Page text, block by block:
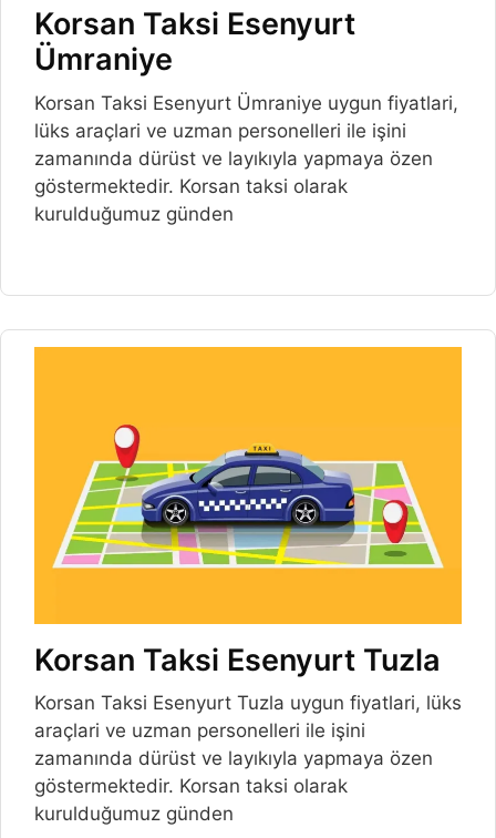
Korsan Taksi Esenyurt
Ümraniye
Korsan Taksi Esenyurt Ümraniye uygun fiyatlari,
lüks araçlari ve uzman personelleri ile işini
zamanında dürüst ve layıkıyla yapmaya özen
göstermektedir. Korsan taksi olarak
kurulduğumuz günden
Korsan Taksi Esenyurt Tuzla
Korsan Taksi Esenyurt Tuzla uygun fiyatlari, lüks
araçlari ve uzman personelleri ile işini
zamanında dürüst ve layıkıyla yapmaya özen
göstermektedir. Korsan taksi olarak
kurulduğumuz günden